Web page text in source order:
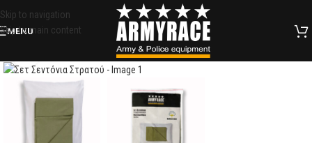
Skip to navigation
Skip to main content
MENU